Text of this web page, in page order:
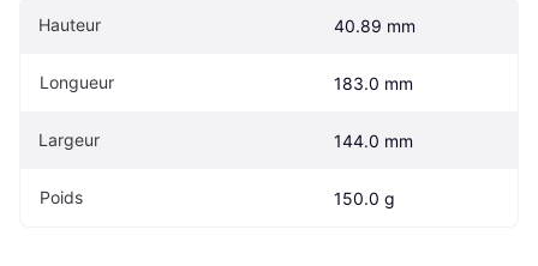
Hauteur 40.89 mm
Longueur 183.0 mm
Largeur 144.0 mm
Poids 150.0 g